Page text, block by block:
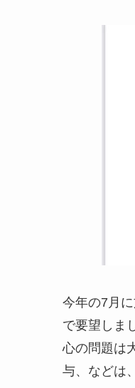
今年の7月
で要望しま
心の問題は
与、などは